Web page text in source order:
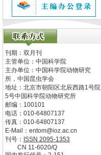
刊期：双月刊
主管单位： 中国科学院
主办单位： 中国科学院动物研究
所，中国昆虫学会
地址： 北京市朝阳区北辰西路1号院
5号中国科学院动物研究所
邮编： 100101
电话： 010-64807137
传真： 010-64807137
E-Mail： entom@ioz.ac.cn
刊号： ISSN 2095-1353
CN 11-6020/Q